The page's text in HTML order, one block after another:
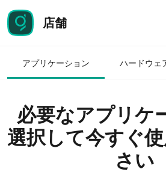
店舗
アプリケーション ハードウェ
必要なアプリケ
選択して今すぐ
さい